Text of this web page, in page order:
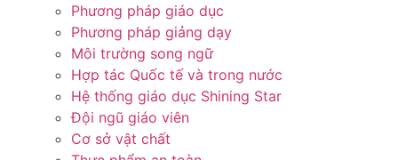
Phương pháp giáo dục
Phương pháp giảng dạy
Môi trường song ngữ
Hợp tác Quốc tế và trong nước
Hệ thống giáo dục Shining Star
Đội ngũ giáo viên
Cơ sở vật chất